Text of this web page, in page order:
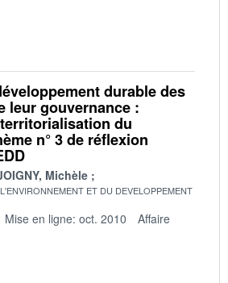
durable des
leur gouvernance :
du
n° 3 de réflexion
Michèle
ET DU DEVELOPPEMENT
Mise en ligne: oct. 2010
Affaire